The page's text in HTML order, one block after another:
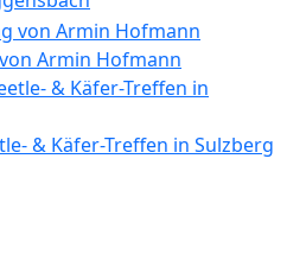
Armin Hofmann
& Käfer-Treffen in Sulzberg